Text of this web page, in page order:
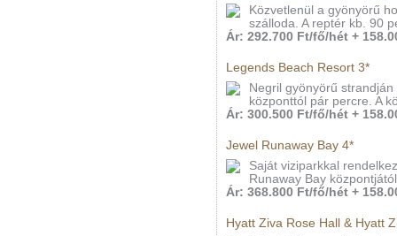
Közvetlenül a gyönyörű
szálloda. A reptér kb. 90
Ár: 292.700 Ft/fő/hét +
Legends Beach Resort 3*
Negril gyönyörű
központtól pár percre. A
Ár: 300.500 Ft/fő/hét +
Jewel Runaway Bay 4*
Saját viziparkkal
Runaway Bay
Ár: 368.800 Ft/fő/hét +
Hyatt Ziva Rose Hall & Hyatt